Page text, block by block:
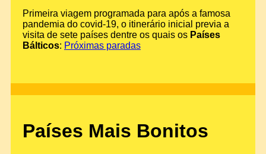
Primeira viagem programada para após a famosa
pandemia do covid-19, o itinerário inicial previa a
visita de sete países dentre os quais os Países
Bálticos: Próximas paradas
Países Mais Bonitos